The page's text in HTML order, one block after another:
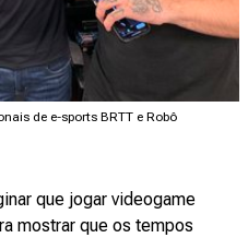
de e-sports BRTT e Robô
que jogar videogame
mostrar que os tempos